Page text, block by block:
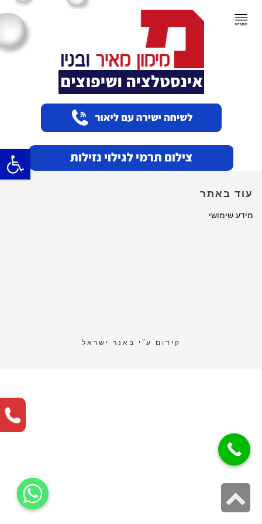
פתח
תפריט
עוד באתר
מידע שימושי
קידום ע"י באנר ישראל
לראש